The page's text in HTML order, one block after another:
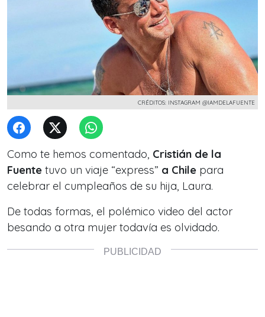
CRÉDITOS: INSTAGRAM @IAMDELAFUENTE
Como te hemos comentado, Cristián de la
Fuente tuvo un viaje “express” a Chile para
celebrar el cumpleaños de su hija, Laura.
De todas formas, el polémico video del actor
besando a otra mujer todavía es olvidado.